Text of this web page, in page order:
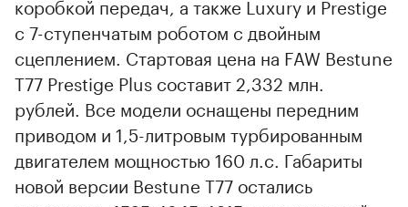
коробкой передач, а также Luxury и Prestige
с 7-ступенчатым роботом с двойным
сцеплением. Стартовая цена на FAW Bestune
T77 Prestige Plus составит 2,332 млн.
рублей. Все модели оснащены передним
приводом и 1,5-литровым турбированным
двигателем мощностью 160 л.с. Габариты
новой версии Bestune T77 остались